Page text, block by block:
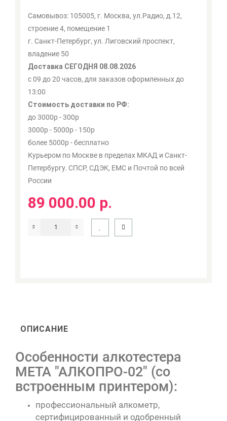
Самовывоз: 105005, г. Москва, ул.Радио, д.12,
строение 4, помещение 1
г. Санкт-Петербург, ул. Лиговский проспект,
владение 50
Доставка СЕГОДНЯ 08.08.2026
с 09 до 20 часов, для заказов оформленных до
13:00
Стоимость доставки по РФ:
до 3000р - 300р
3000р - 5000р - 150р
более 5000р - бесплатно
Курьером по Москве в пределах МКАД и Санкт-
Петербургу. СПСР, СДЭК, ЕМС и Почтой по всей
России
89 000.00 р.
ОПИСАНИЕ
Особенности алкотестера
МЕТА "АЛКОПРО-02" (со
встроенным принтером):
профессиональный алкометр,
сертифицированный и одобренный